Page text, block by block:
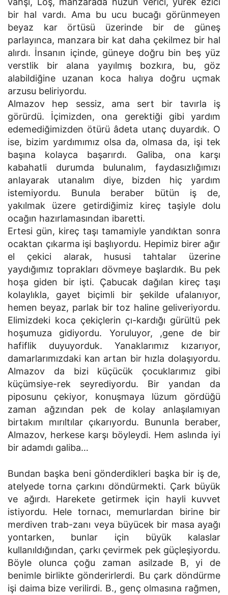
bir hal vardı. Ama bu ucu bucağı görünmeyen
beyaz kar örtüsü üzerinde bir de güneş
parlayınca, manzara bir kat daha çekilmez bir hal
alırdı. İnsanın içinde, güneye doğru bin beş yüz
verstlik bir alana yayılmış bozkıra, bu, göz
alabildiğine uzanan koca halıya doğru uçmak
arzusu beliriyordu.
Almazov hep sessiz, ama sert bir tavırla iş
görürdü. İçimizden, ona gerektiği gibi yardım
edemediğimizden ötürü âdeta utanç duyardık. O
ise, bizim yardımımız olsa da, olmasa da, işi tek
başına kolayca başarırdı. Galiba, ona karşı
kabahatli durumda bulunalım, faydasızlığımızı
anlayarak utanalım diye, bizden hiç yardım
istemiyordu. Bunula beraber bütün iş de,
yakılmak üzere getirdiğimiz kireç taşiyle dolu
ocağın hazırlamasından ibaretti.
Ertesi gün, kireç taşı tamamiyle yandıktan sonra
ocaktan çıkarma işi başlıyordu. Hepimiz birer ağır
el çekici alarak, hususi tahtalar üzerine
yaydığımız toprakları dövmeye başlardık. Bu pek
hoşa giden bir işti. Çabucak dağılan kireç taşı
kolaylıkla, gayet biçimli bir şekilde ufalanıyor,
hemen beyaz, parlak bir toz haline geliveriyordu.
Elimizdeki koca çekiçlerin çı-kardığı gürültü pek
hoşumuza gidiyordu. Yoruluyor, ,gene de bir
hafiflik duyuyorduk. Yanaklarımız kızarıyor,
damarlarımızdaki kan artan bir hızla dolaşıyordu.
Almazov da bizi küçücük çocuklarımız gibi
küçümsiye-rek seyrediyordu. Bir yandan da
piposunu çekiyor, konuşmaya lüzum gördüğü
zaman ağzından pek de kolay anlaşılamıyan
birtakım mırıltılar çıkarıyordu. Bununla beraber,
Almazov, herkese karşı böyleydi. Hem aslında iyi
bir adamdı galiba…
Bundan başka beni gönderdikleri başka bir iş de,
atelyede torna çarkını döndürmekti. Çark büyük
ve ağırdı. Harekete getirmek için hayli kuvvet
istiyordu. Hele tornacı, memurlardan birine bir
merdiven trab-zanı veya büyücek bir masa ayağı
yontarken, bunlar için büyük kalaslar
kullanıldığından, çarkı çevirmek pek güçleşiyordu.
Böyle olunca çoğu zaman asilzade B, yi de
benimle birlikte gönderirlerdi. Bu çark döndürme
işi daima bize verilirdi. B., genç olmasına rağmen,